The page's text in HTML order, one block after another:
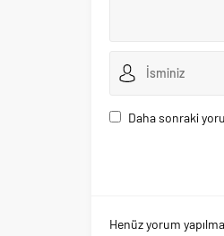
Daha sonraki
Henüz yorum